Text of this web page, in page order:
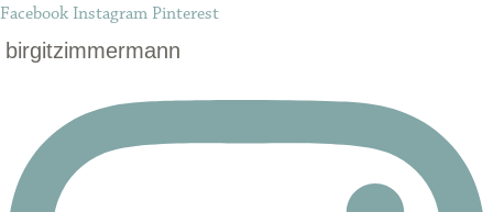
Facebook Instagram Pinterest
birgitzimmermann